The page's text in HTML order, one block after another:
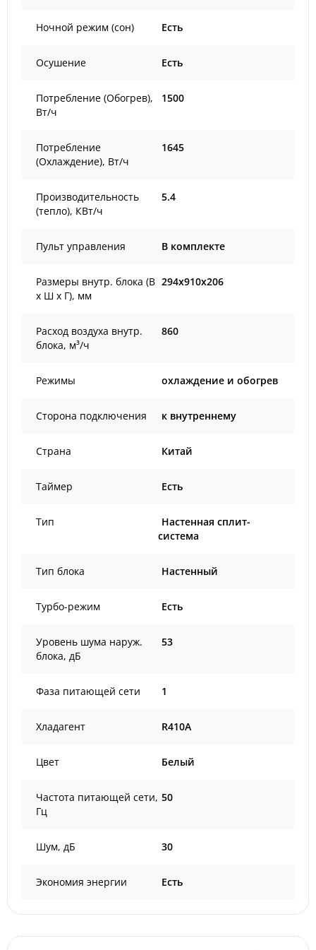
Ночной режим (сон) Есть
Осушение Есть
Потребление (Обогрев),
Вт/ч
1500
Потребление
(Охлаждение), Вт/ч
1645
Производительность
(тепло), КВт/ч
5.4
Пульт управления В комплекте
Размеры внутр. блока (В
х Ш х Г), мм
294x910x206
Расход воздуха внутр.
блока, м³/ч
860
Режимы охлаждение и обогрев
Сторона подключения к внутреннему
Страна Китай
Таймер Есть
Тип
Настенная сплит-
система
Тип блока Настенный
Турбо-режим Есть
Уровень шума наруж.
блока, дБ
53
Фаза питающей сети 1
Хладагент R410A
Цвет Белый
Частота питающей сети,
Гц
50
Шум, дБ 30
Экономия энергии Есть